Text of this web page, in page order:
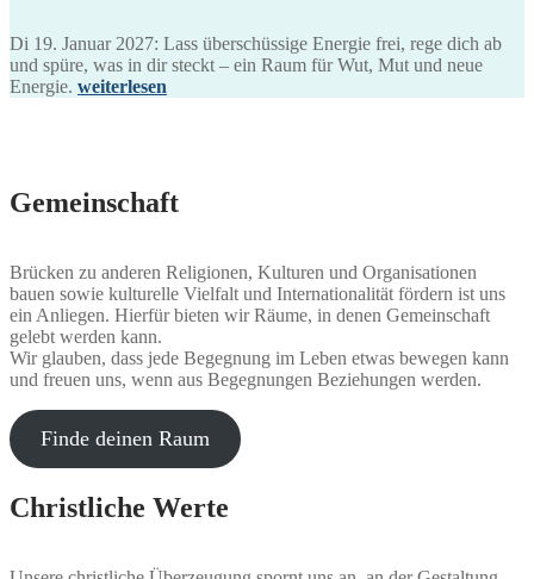
Di 19. Januar 2027: Lass überschüssige Energie frei, rege dich ab
und spüre, was in dir steckt – ein Raum für Wut, Mut und neue
Energie. weiterlesen
Gemeinschaft
Brücken zu anderen Religionen, Kulturen und Organisationen
bauen sowie kulturelle Vielfalt und Internationalität fördern ist uns
ein Anliegen. Hierfür bieten wir Räume, in denen Gemeinschaft
gelebt werden kann.
Wir glauben, dass jede Begegnung im Leben etwas bewegen kann
und freuen uns, wenn aus Begegnungen Beziehungen werden.
Finde deinen Raum
Christliche Werte